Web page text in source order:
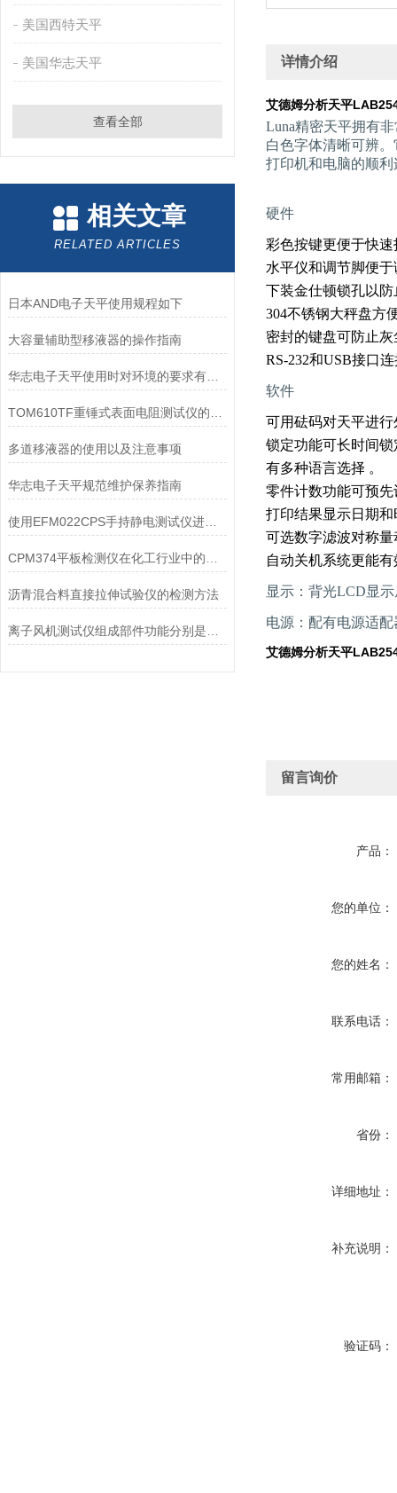
美国西特天平
美国华志天平
查看全部
相关文章
RELATED ARTICLES
日本AND电子天平使用规程如下
大容量辅助型移液器的操作指南
华志电子天平使用时对环境的要求有哪些？
多道移液器的使用以及注意事项
华志电子天平规范维护保养指南
使用EFM022CPS手持静电测试仪进行测试的基本过程
沥青混合料直接拉伸试验仪的检测方法
详情介绍
艾德姆分析天平
Luna精密天平拥有
白色字体清晰可辨
打印机和电脑的顺
硬件
彩色按键更便于快
水平仪和调节脚便
下装金仕顿锁孔以
304不锈钢大秤盘方
密封的键盘可防止
RS-232和USB接口
软件
可用砝码对天平进
锁定功能可长时间
有多种语言选择 。
零件计数功能可预
打印结果显示日期
可选数字滤波对称
自动关机系统更能
显示：背光LCD显
电源：配有电源适配
艾德姆分析天平
留言询价
产品：
您的单位：
您的姓名：
联系电话：
常用邮箱：
省份：
详细地址：
补充说明：
验证码：